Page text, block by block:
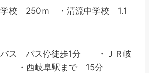
学校 250ｍ ・清流中学校 1.1
バス バス停徒歩1分 ・ＪＲ岐
・西岐阜駅まで 15分